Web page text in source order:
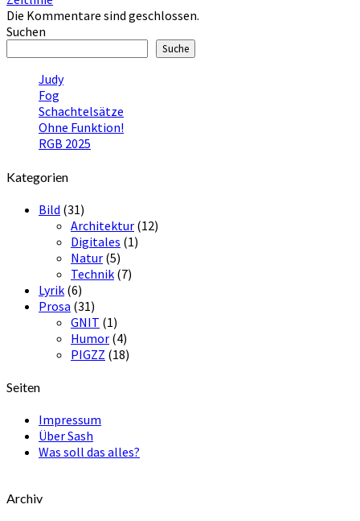
Die Kommentare sind geschlossen.
Suchen
Suche
Judy
Fog
Schachtelsätze
Ohne Funktion!
RGB 2025
Kategorien
Bild (31)
Architektur (12)
Digitales (1)
Natur (5)
Technik (7)
Lyrik (6)
Prosa (31)
GNIT (1)
Humor (4)
PIGZZ (18)
Seiten
Impressum
Über Sash
Was soll das alles?
Archiv